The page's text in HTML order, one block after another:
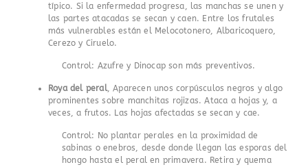
típico. Si la enfermedad progresa, las manchas se unen y
las partes atacadas se secan y caen. Entre los frutales
más vulnerables están el Melocotonero, Albaricoquero,
Cerezo y Ciruelo.
Control: Azufre y Dinocap son más preventivos.
Roya del peral, Aparecen unos corpúsculos negros y algo
prominentes sobre manchitas rojizas. Ataca a hojas y, a
veces, a frutos. Las hojas afectadas se secan y cae.
Control: No plantar perales en la proximidad de
sabinas o enebros, desde donde llegan las esporas del
hongo hasta el peral en primavera. Retira y quema